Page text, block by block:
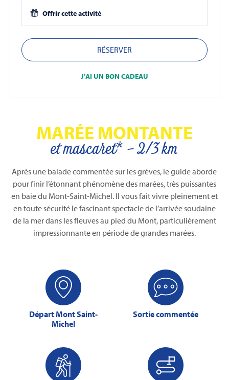
Offrir cette activité
RÉSERVER
J’AI UN BON CADEAU
MARÉE MONTANTE
et mascaret* - 2/3 km
Après une balade commentée sur les grèves, le guide aborde
pour finir l’étonnant phénomène des marées, très puissantes
en baie du Mont-Saint-Michel. Il vous fait vivre pleinement et
en toute sécurité le fascinant spectacle de l’arrivée soudaine
de la mer dans les fleuves au pied du Mont, particulièrement
impressionnante en période de grandes marées.
Départ Mont Saint-
Michel
Sortie commentée